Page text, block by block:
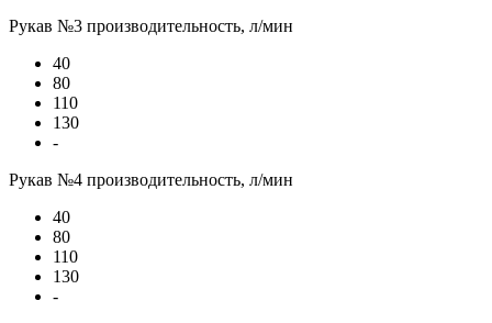
Рукав №3 производительность, л/мин
40
80
110
130
-
Рукав №4 производительность, л/мин
40
80
110
130
-